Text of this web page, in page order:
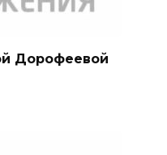
Дорофеевой